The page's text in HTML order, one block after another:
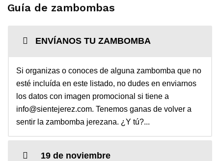
Guía de zambombas
ENVÍANOS TU ZAMBOMBA
Si organizas o conoces de alguna zambomba que no
esté incluída en este listado, no dudes en enviarnos
los datos con imagen promocional si tiene a
info@sientejerez.com. Tenemos ganas de volver a
sentir la zambomba jerezana. ¿Y tú?...
19 de noviembre